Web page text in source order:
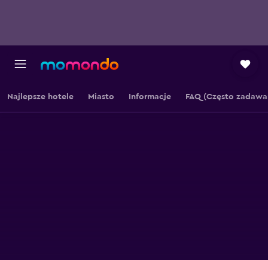
Najlepsze hotele Miasto Informacje FAQ (Często